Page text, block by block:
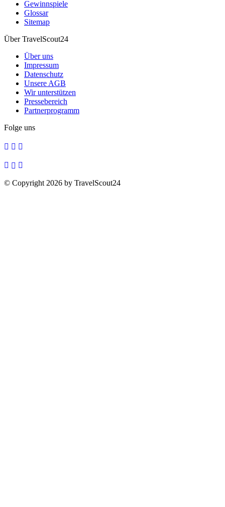
Gewinnspiele
Glossar
Sitemap
Über TravelScout24
Über uns
Impressum
Datenschutz
Unsere AGB
Wir unterstützen
Pressebereich
Partnerprogramm
Folge uns
© Copyright 2026 by TravelScout24